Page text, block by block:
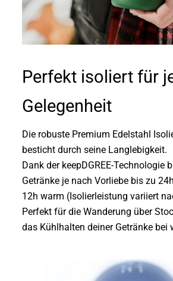
Perfekt isoliert für
Gelegenheit
Die robuste Premium Edelstahl
besticht durch seine Langlebigkeit.
Dank der keepDGREE-Technologie
Getränke je nach Vorliebe bis zu
12h warm (Isolierleistung variiert
Perfekt für die Wanderung über
das Kühlhalten deiner Getränke bei